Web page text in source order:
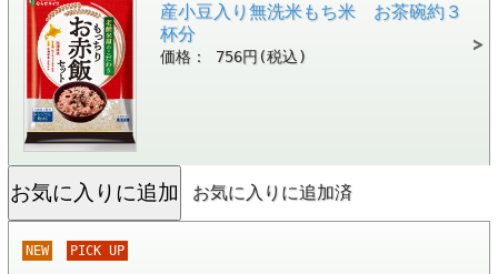
産小豆入り無洗米もち米 お茶碗約３
杯分
価格： 756円(税込)
お気に入りに追加済
NEW PICK UP